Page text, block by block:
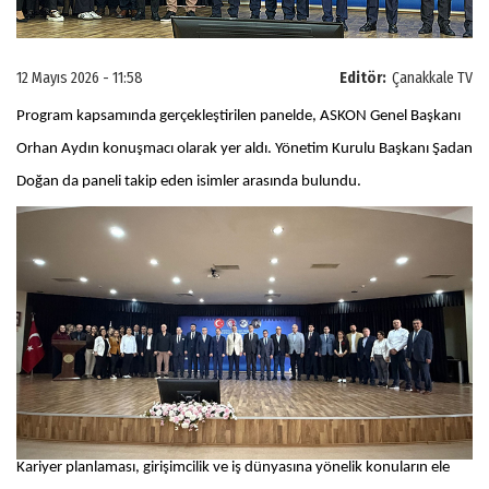
Editör: Çanakkale TV
12 Mayıs 2026 - 11:58
Program kapsamında gerçekleştirilen panelde, ASKON Genel Başkanı
Orhan Aydın konuşmacı olarak yer aldı. Yönetim Kurulu Başkanı Şadan
Doğan da paneli takip eden isimler arasında bulundu.
Kariyer planlaması, girişimcilik ve iş dünyasına yönelik konuların ele